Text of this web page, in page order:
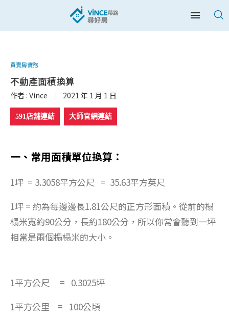
買賣房實務
不動產面積換算
作者 : Vince 2021 年 1 月 1 日
591店舖連結 大師官網連結
一、常用面積單位換算：
1坪 = 3.3058平方公尺 = 35.63平方英尺
1坪 = 約為每邊邊長1.81公尺的正方形面積。從前的榻
榻米寬約90公分，長約180公分，所以你常會聽到一坪
相當是兩個榻榻米的大小。
1平方公尺 = 0.3025坪
1平方公里 = 100公頃